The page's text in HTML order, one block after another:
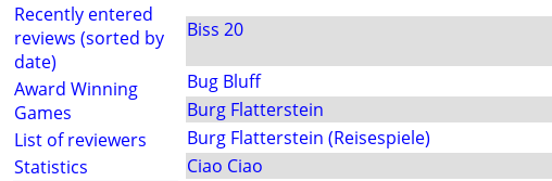
Recently entered
reviews (sorted by
date)
Award Winning
Games
List of reviewers
Statistics
Biss 20
Bug Bluff
Burg Flatterstein
Burg Flatterstein (Reisespiele)
Ciao Ciao